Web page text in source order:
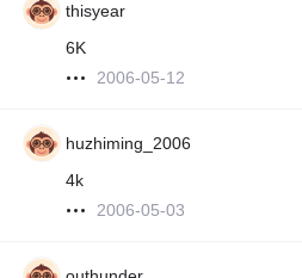
thisyear
6K
2006-05-12
huzhiming_2006
4k
2006-05-03